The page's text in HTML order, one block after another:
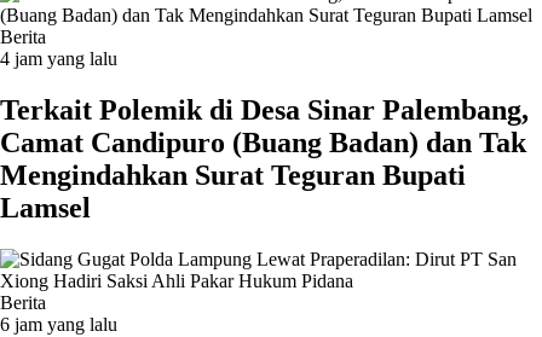
Berita
4 jam yang lalu
Terkait Polemik di Desa Sinar Palembang,
Camat Candipuro (Buang Badan) dan Tak
Mengindahkan Surat Teguran Bupati
Lamsel ‎
Berita
6 jam yang lalu